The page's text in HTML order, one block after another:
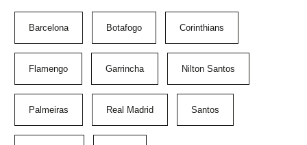
Barcelona Botafogo Corinthians
Flamengo Garrincha Nilton Santos
Palmeiras Real Madrid Santos